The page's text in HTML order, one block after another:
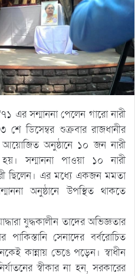
এর সন্মাননা পেলেন গারো নারী
শে ডিসেম্বর শুক্রবার রাজধানীর
আয়োজিত অনুষ্ঠানে ১০ জন নারী
হয়। সন্মাননা পাওয়া ১০ নারী
ছিলেন। এর মধ্যে একজন মমতা
অনুষ্ঠানে উপস্থিত থাকতে
যুদ্ধকালীন তাদের অভিজ্ঞতার
সেনাদের বর্বরোচিত
কান্নায় ভেঙে পড়েন। স্বাধীন
স্বীকার না হন, সরকারের